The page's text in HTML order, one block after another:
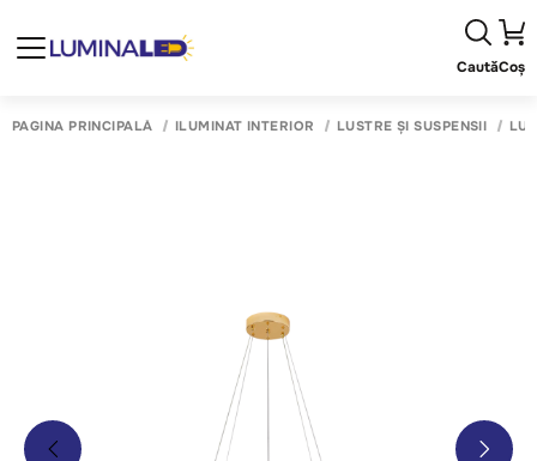
CautăCoș
PAGINA PRINCIPALĂ ILUMINAT INTERIOR LUSTRE ȘI SUSPENSII